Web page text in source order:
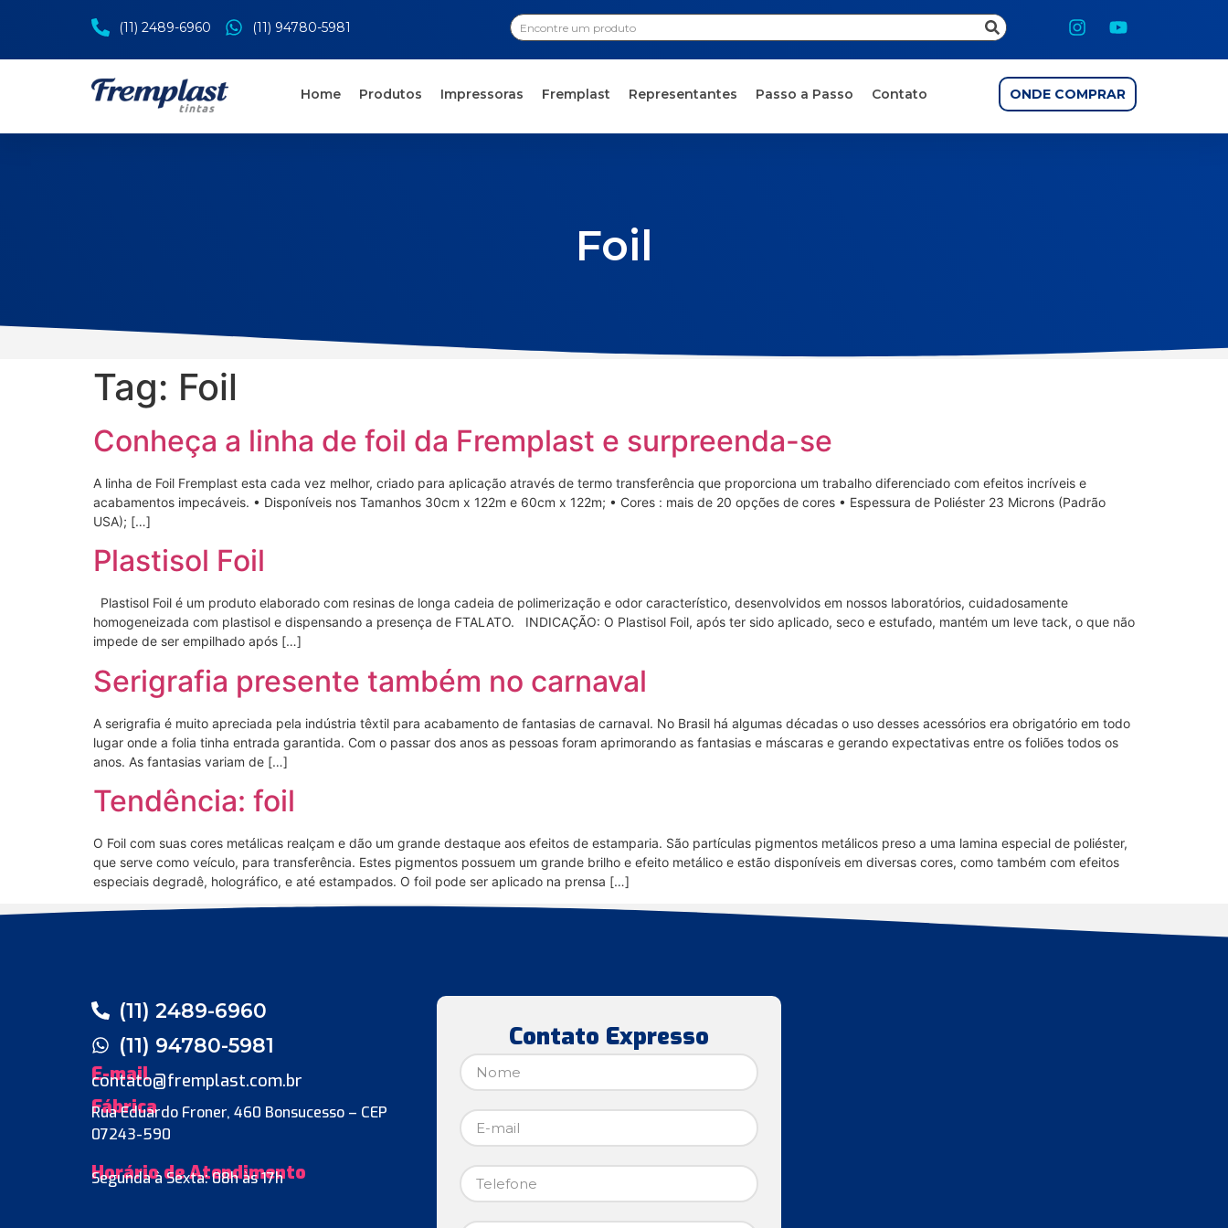
(11) 2489-6960 (11) 94780-5981
Home Produtos Impressoras Fremplast Representantes Passo a Passo Contato ONDE COMPRAR
Foil
Tag: Foil
Conheça a linha de foil da Fremplast e surpreenda-se
A linha de Foil Fremplast esta cada vez melhor, criado para aplicação através de termo transferência que proporciona um trabalho diferenciado com efeitos incríveis e
acabamentos impecáveis. • Disponíveis nos Tamanhos 30cm x 122m e 60cm x 122m; • Cores : mais de 20 opções de cores • Espessura de Poliéster 23 Microns (Padrão
USA); […]
Plastisol Foil
Plastisol Foil é um produto elaborado com resinas de longa cadeia de polimerização e odor característico, desenvolvidos em nossos laboratórios, cuidadosamente
homogeneizada com plastisol e dispensando a presença de FTALATO. INDICAÇÃO: O Plastisol Foil, após ter sido aplicado, seco e estufado, mantém um leve tack, o que não
impede de ser empilhado após […]
Serigrafia presente também no carnaval
A serigrafia é muito apreciada pela indústria têxtil para acabamento de fantasias de carnaval. No Brasil há algumas décadas o uso desses acessórios era obrigatório em todo
lugar onde a folia tinha entrada garantida. Com o passar dos anos as pessoas foram aprimorando as fantasias e máscaras e gerando expectativas entre os foliões todos os
anos. As fantasias variam de […]
Tendência: foil
O Foil com suas cores metálicas realçam e dão um grande destaque aos efeitos de estamparia. São partículas pigmentos metálicos preso a uma lamina especial de poliéster,
que serve como veículo, para transferência. Estes pigmentos possuem um grande brilho e efeito metálico e estão disponíveis em diversas cores, como também com efeitos
especiais degradê, holográfico, e até estampados. O foil pode ser aplicado na prensa […]
(11) 2489-6960
(11) 94780-5981
E-mail
contato@fremplast.com.br
Fábrica
Rua Eduardo Froner, 460 Bonsucesso – CEP
07243-590
Horário de Atendimento
Segunda à Sexta: 08h às 17h
Contato Expresso